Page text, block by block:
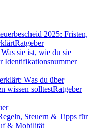
2025: Fristen,
Ratgeber
sie ist, wie du sie
Identifikationsnummer
Was du über
wissen solltestRatgeber
Steuern & Tipps für
& Mobilität